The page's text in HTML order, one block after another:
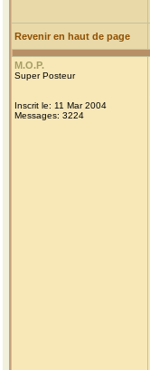
Revenir en haut de page
M.O.P.
Super Posteur
Inscrit le: 11 Mar 2004
Messages: 3224